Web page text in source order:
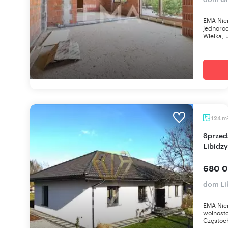
EMA
Wielka,
124 m
Sprzedam nowoczesny dom 124 m² nad stawem w
Libidzy
680
dom
EMA